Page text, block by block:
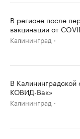
В регионе после
вакцинации от
Калининград
В Калининградской
КОВИД-Вак»
Калининград